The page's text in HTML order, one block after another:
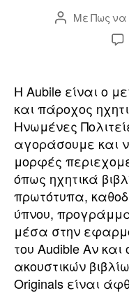
Συντάκτης
ανάρτησης
ΜεΠως να
Η Aubile είναι ο
και πάροχος
Ηνωμένες
αγοράσουμε και
μορφές
όπως ηχητικά
πρωτότυπα,
ύπνου,
μέσα στην
του Audible Αν και
ακουστικών
Originals είναι